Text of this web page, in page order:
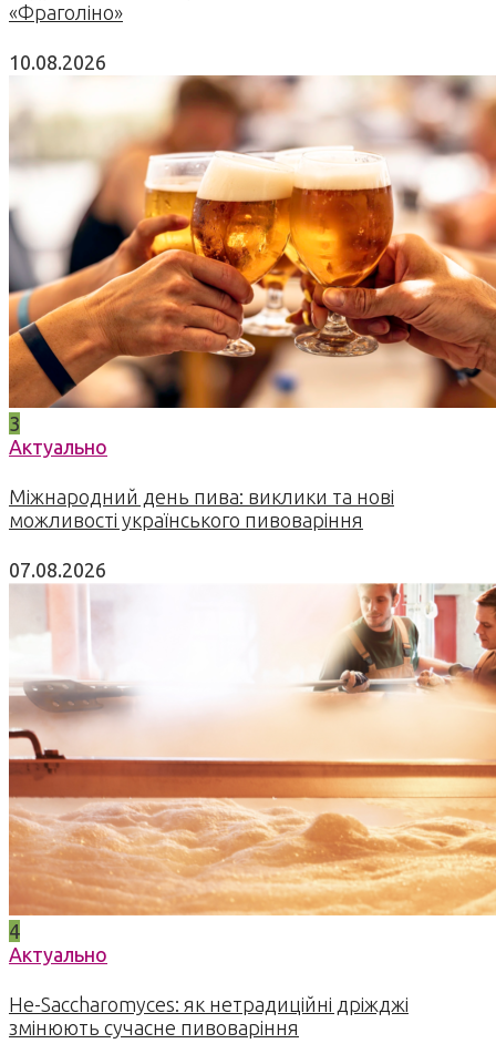
«Фраголіно»
10.08.2026
3
Актуально
Міжнародний день пива: виклики та нові
можливості українського пивоваріння
07.08.2026
4
Актуально
Не-Saccharomyces: як нетрадиційні дріжджі
змінюють сучасне пивоваріння